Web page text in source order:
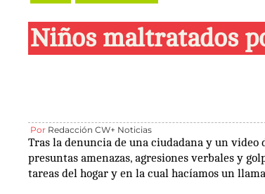
Niños maltratados
Por Redacción CW+ Noticias
Tras la denuncia de una ciudadana y un
presuntas amenazas, agresiones verbales y
tareas del hogar y en la cual hacíamos un